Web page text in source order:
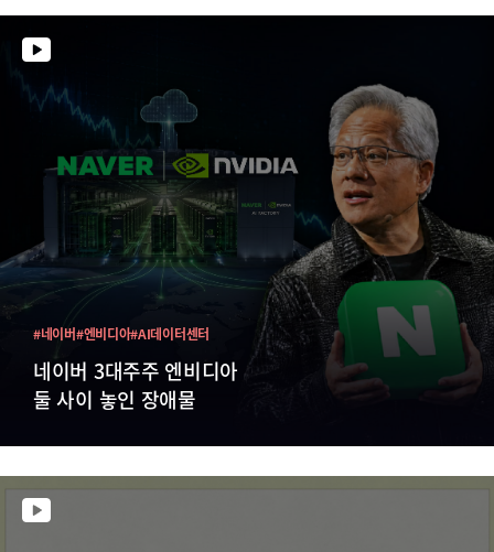
네이버 3대주주 엔비디아
둘 사이 놓인 장애물
#네이버#엔비디아#AI데이터센터